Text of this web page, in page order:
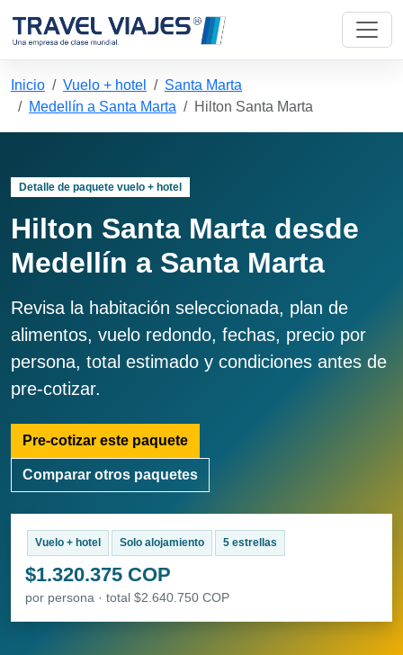
Inicio Vuelo + hotel
Santa Marta
Medellín a Santa Marta
Hilton Santa Marta
Detalle de paquete vuelo + hotel
Hilton Santa Marta desde
Medellín a Santa Marta
Revisa la habitación seleccionada, plan de
alimentos, vuelo redondo, fechas, precio por
persona, total estimado y condiciones antes de
pre-cotizar.
Pre-cotizar este paquete
Comparar otros paquetes
Vuelo + hotel Solo alojamiento 5 estrellas
$1.320.375 COP
por persona · total $2.640.750 COP